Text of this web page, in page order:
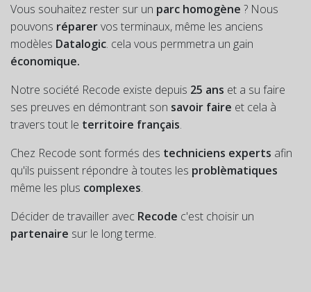
Vous souhaitez rester sur un parc homogène ? Nous
pouvons réparervos terminaux, même les anciens
modèles Datalogic. cela vous permmetra un gain
économique.
Notre société Recode existe depuis 25 ans et a su faire
ses preuves en démontrant son savoir faire et cela à
travers tout le territoire français.
Chez Recode sont formés des techniciens experts afin
qu'ils puissent répondre à toutes les problèmatiques
même les plus complexes.
Décider de travailler avec Recode c'est choisir un
partenaire sur le long terme.